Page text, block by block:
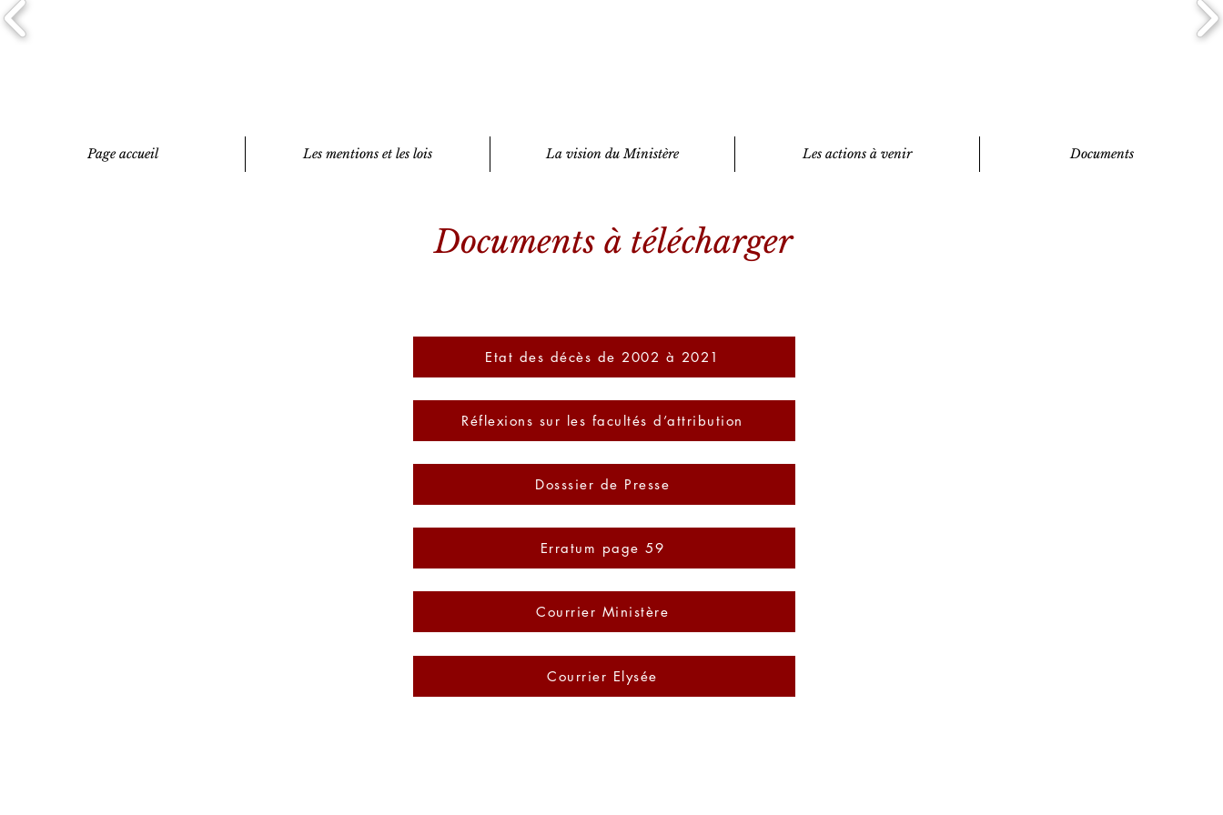
Page accueil Les mentions et les lois La vision du Ministère Les actions à venir Documents
Documents à télécharger
Etat des décès de 2002 à 2021
Réflexions sur les facultés d’attribution
Dosssier de Presse
Erratum page 59
Courrier Ministère
Courrier Elysée